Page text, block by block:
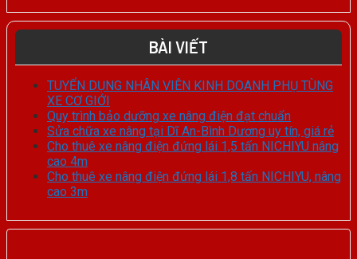
BÀI VIẾT
TUYỂN DỤNG NHÂN VIÊN KINH DOANH PHỤ TÙNG
XE CƠ GIỚI
Quy trình bảo dưỡng xe nâng điện đạt chuẩn
Sửa chữa xe nâng tại Dĩ An-Bình Dương uy tín, giá rẻ
Cho thuê xe nâng điện đứng lái 1,5 tấn NICHIYU nâng
cao 4m
Cho thuê xe nâng điện đứng lái 1,8 tấn NICHIYU, nâng
cao 3m